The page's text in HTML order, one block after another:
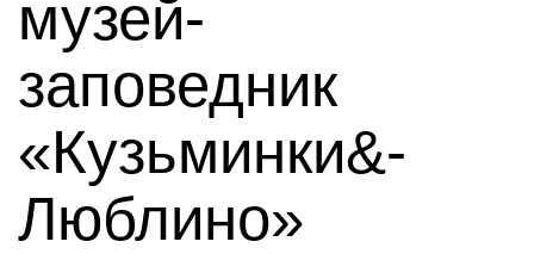
музей-
заповедник
«Кузьминки&-
Люблино»